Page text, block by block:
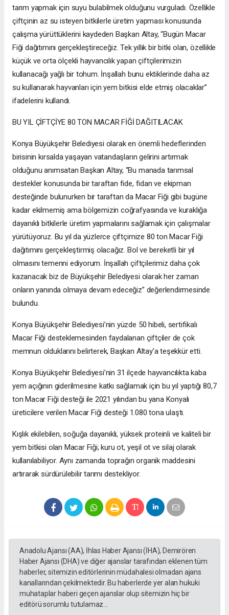
tarım yapmak için suyu bulabilmek olduğunu vurguladı. Özellikle
çiftçinin az su isteyen bitkilerle üretim yapması konusunda
çalışma yürüttüklerini kaydeden Başkan Altay, “Bugün Macar
Fiği dağıtımını gerçekleştireceğiz. Tek yıllık bir bitki olan, özellikle
küçük ve orta ölçekli hayvancılık yapan çiftçilerimizin
kullanacağı yağlı bir tohum. İnşallah bunu ektiklerinde daha az
su kullanarak hayvanları için yem bitkisi elde etmiş olacaklar”
ifadelerini kullandı.
BU YIL ÇİFTÇİYE 80 TON MACAR FİĞİ DAĞITILACAK
Konya Büyükşehir Belediyesi olarak en önemli hedeflerinden
birisinin kırsalda yaşayan vatandaşların gelirini artırmak
olduğunu anımsatan Başkan Altay, “Bu manada tarımsal
destekler konusunda bir taraftan fide, fidan ve ekipman
desteğinde bulunurken bir taraftan da Macar Fiği gibi bugüne
kadar ekilmemiş ama bölgemizin coğrafyasında ve kuraklığa
dayanıklı bitkilerle üretim yapmalarını sağlamak için çalışmalar
yürütüyoruz. Bu yıl da yüzlerce çiftçimize 80 ton Macar Fiği
dağıtımını gerçekleştirmiş olacağız. Bol ve bereketli bir yıl
olmasını temenni ediyorum. İnşallah çiftçilerimiz daha çok
kazanacak biz de Büyükşehir Belediyesi olarak her zaman
onların yanında olmaya devam edeceğiz” değerlendirmesinde
bulundu.
Konya Büyükşehir Belediyesi’nin yüzde 50 hibeli, sertifikalı
Macar Fiği desteklemesinden faydalanan çiftçiler de çok
memnun olduklarını belirterek, Başkan Altay’a teşekkür etti.
Konya Büyükşehir Belediyesi’nin 31 ilçede hayvancılıkta kaba
yem açığının giderilmesine katkı sağlamak için bu yıl yaptığı 80,7
ton Macar Fiği desteği ile 2021 yılından bu yana Konyalı
üreticilere verilen Macar Fiği desteği 1.080 tona ulaştı.
Kışlık ekilebilen, soğuğa dayanıklı, yüksek proteinli ve kaliteli bir
yem bitkisi olan Macar Fiği; kuru ot, yeşil ot ve silaj olarak
kullanılabiliyor. Aynı zamanda toprağın organik maddesini
artırarak sürdürülebilir tarımı destekliyor.
Anadolu Ajansı (AA), İhlas Haber Ajansı (İHA), Demirören
Haber Ajansı (DHA) ve diğer ajanslar tarafından eklenen tüm
haberler, sitemizin editörlerinin müdahalesi olmadan ajans
kanallarından çekilmektedir. Bu haberlerde yer alan hukuki
muhataplar haberi geçen ajanslar olup sitemizin hiç bir
editörü sorumlu tutulamaz...